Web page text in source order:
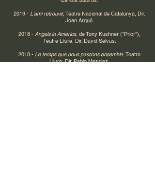
2019 - L'ami retrouvé, Teatre Nacional de Catalunya, Dir.
Joan Arqué.
2018 - Angels in America, de Tony Kushner ("Prior"),
Teatre Lliure, Dir. David Selvas.
2018 - Le temps que nous passons ensemble, Teatre
Lliure, Dir. Pablo Messiez.